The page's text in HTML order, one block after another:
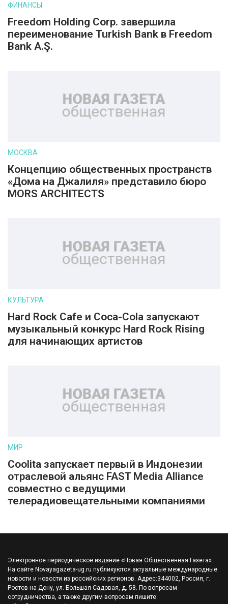
ФИНАНСЫ
Freedom Holding Corp. завершила
переименование Turkish Bank в Freedom
Bank A.Ş.
МОСКВА
Концепцию общественных пространств
«Дома на Джалиля» представило бюро
MORS ARCHITECTS
КУЛЬТУРА
Hard Rock Cafe и Coca-Cola запускают
музыкальный конкурс Hard Rock Rising
для начинающих артистов
МИР
Coolita запускает первый в Индонезии
отраслевой альянс FAST Media Alliance
совместно с ведущими
телерадиовещательными компаниями
Электронное периодическое издание «Новая Общественная Газета».
На сайте Novayagazeta-ug.ru публикуются актуальные международные
новости и новости из российских регионов. Адрес:344002, Россия, г.
Ростов-на-Дону, ул. Большая Садовая, д. 58. По вопросам
сотрудничества, а также другим вопросам пишите: